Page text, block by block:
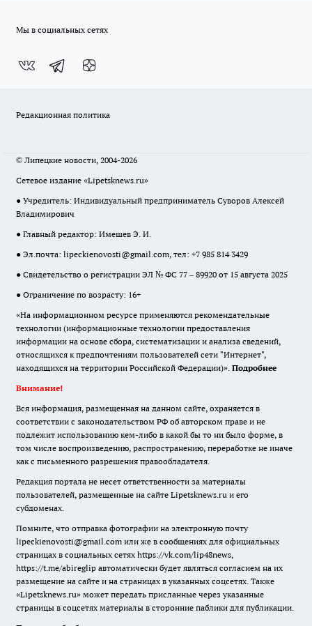
Мы в социальных сетях
Редакционная политика
© Липецкие новости, 2004-2026
Сетевое издание «Lipetsknews.ru»
● Учредитель: Индивидуальный предприниматель Суворов Алексей
Владимирович
● Главный редактор: Имешев Э. И.
● Эл.почта: lipeckienovosti@gmail.com, тел: +7 985 814 3429
● Свидетельство о регистрации ЭЛ № ФС 77 – 89920 от 15 августа 2025
● Ограничение по возрасту: 16+
«На информационном ресурсе применяются рекомендательные
технологии (информационные технологии предоставления
информации на основе сбора, систематизации и анализа сведений,
относящихся к предпочтениям пользователей сети "Интернет",
находящихся на территории Российской Федерации)». Подробнее
Внимание!
Вся информация, размещенная на данном сайте, охраняется в
соответствии с законодательством РФ об авторском праве и не
подлежит использованию кем-либо в какой бы то ни было форме, в
том числе воспроизведению, распространению, переработке не иначе
как с письменного разрешения правообладателя.
Редакция портала не несет ответственности за материалы
пользователей, размещенные на сайте Lipetsknews.ru и его
субдоменах.
Помните, что отправка фотографии на электронную почту
lipeckienovosti@gmail.com или же в сообщениях для официальных
страницах в социальных сетях https://vk.com/lip48news,
https://t.me/abireglip автоматически будет являться согласием на их
размещение на сайте и на страницах в указанных соцсетях. Также
«Lipetsknews.ru» может передать присланные через указанные
страницы в соцсетях материалы в сторонние паблики для публикации.